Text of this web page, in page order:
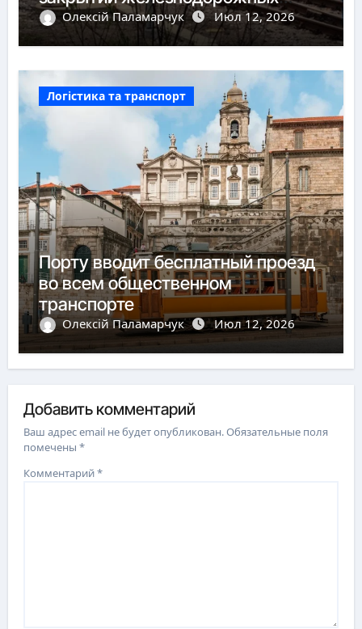
пунктов пропуска
Олексій Паламарчук Июл 12, 2026
Логістика та транспорт
Порту вводит бесплатный проезд
во всем общественном
транспорте
Олексій Паламарчук Июл 12, 2026
Добавить комментарий
Ваш адрес email не будет опубликован.Обязательные поля
помечены*
Комментарий*